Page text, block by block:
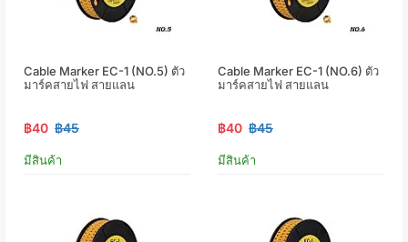
Cable Marker EC-1 (NO.5) ตัว
มาร์คสายไฟ สายแลน
฿40 ฿45
มีสินค้า
Cable Marker EC-1 (NO.6) ตัว
มาร์คสายไฟ สายแลน
฿40 ฿45
มีสินค้า